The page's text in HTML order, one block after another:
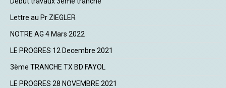
Lettre au Pr ZIEGLER
NOTRE AG 4 Mars 2022
LE PROGRES 12 Decembre 2021
3ème TRANCHE TX BD FAYOL
LE PROGRES 28 NOVEMBRE 2021